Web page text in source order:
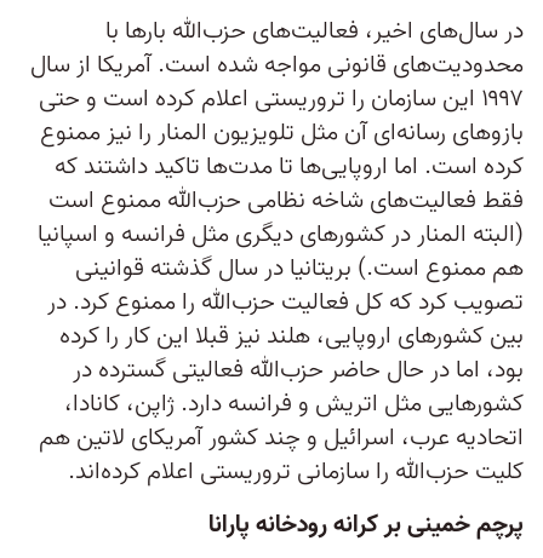
در سال‌های اخیر، فعالیت‌های حزب‌الله بارها با
محدودیت‌های قانونی مواجه شده است. آمریکا از سال
۱۹۹۷ این سازمان را تروریستی اعلام کرده است و حتی
بازوهای رسانه‌ای آن مثل تلویزیون المنار را نیز ممنوع
کرده است. اما اروپایی‌ها تا مدت‌ها تاکید داشتند که
فقط فعالیت‌های شاخه نظامی حزب‌الله ممنوع است
(البته المنار در کشورهای دیگری مثل فرانسه و اسپانیا
هم ممنوع است.) بریتانیا در سال گذشته قوانینی
تصویب کرد که کل فعالیت حزب‌الله را ممنوع کرد. در
بین کشورهای اروپایی، هلند نیز قبلا این کار را کرده
بود، اما در حال حاضر حزب‌الله فعالیتی گسترده در
کشورهایی مثل اتریش و فرانسه دارد. ژاپن، کانادا،
اتحادیه عرب، اسرائیل و چند کشور آمریکای لاتین هم
کلیت حزب‌الله را سازمانی تروریستی اعلام کرده‌اند.
پرچم خمینی بر کرانه رودخانه پارانا